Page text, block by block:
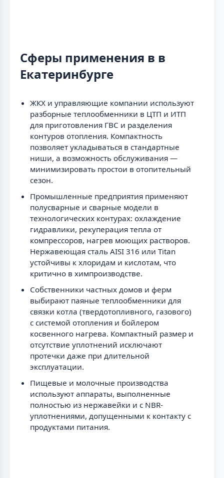
Сферы применения в в
Екатеринбурге
ЖКХ и управляющие компании используют
разборные теплообменники в ЦТП и ИТП
для приготовления ГВС и разделения
контуров отопления. Компактность
позволяет укладываться в стандартные
ниши, а возможность обслуживания —
минимизировать простои в отопительный
сезон.
Промышленные предприятия применяют
полусварные и сварные модели в
технологических контурах: охлаждение
гидравлики, рекуперация тепла от
компрессоров, нагрев моющих растворов.
Нержавеющая сталь AISI 316 или Titan
устойчивы к хлоридам и кислотам, что
критично в химпроизводстве.
Собственники частных домов и ферм
выбирают паяные теплообменники для
связки котла (твердотопливного, газового)
с системой отопления и бойлером
косвенного нагрева. Компактный размер и
отсутствие уплотнений исключают
протечки даже при длительной
эксплуатации.
Пищевые и молочные производства
используют аппараты, выполненные
полностью из нержавейки и с NBR-
уплотнениями, допущенными к контакту с
продуктами питания.